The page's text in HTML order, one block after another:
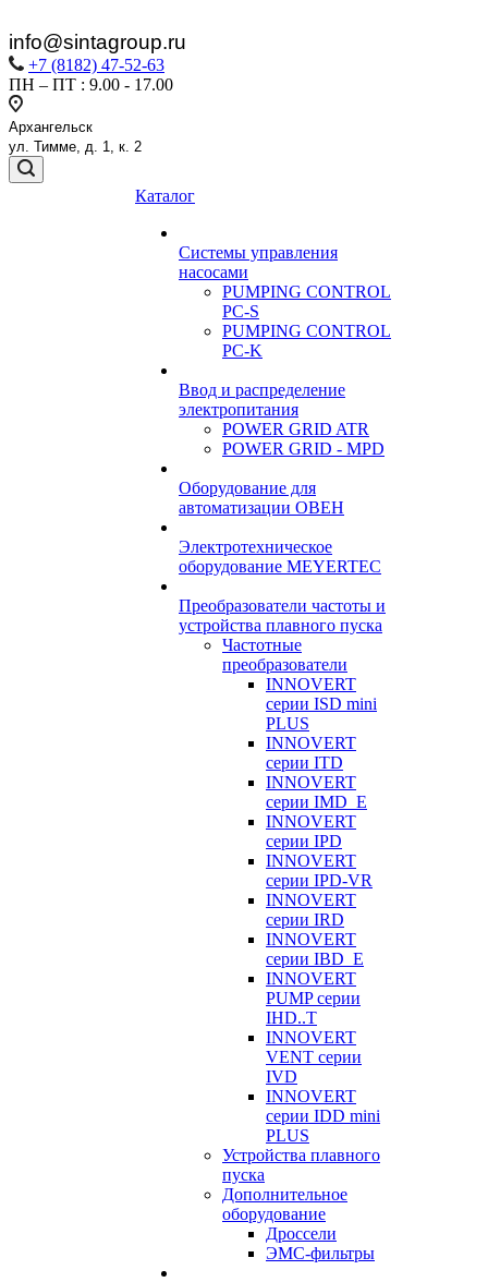
info@sintagroup.ru
+7 (8182) 47-52-63
ПН – ПТ : 9.00 - 17.00
Архангельск
ул. Тимме, д. 1, к. 2
Каталог
Системы управления
насосами
PUMPING CONTROL
PC-S
PUMPING CONTROL
PC-K
Ввод и распределение
электропитания
POWER GRID ATR
POWER GRID - MPD
Оборудование для
автоматизации ОВЕН
Электротехническое
оборудование MEYERTEC
Преобразователи частоты и
устройства плавного пуска
Частотные
преобразователи
INNOVERT
серии ISD mini
PLUS
INNOVERT
серии ITD
INNOVERT
серии IMD_E
INNOVERT
серии IPD
INNOVERT
серии IPD-VR
INNOVERT
серии IRD
INNOVERT
серии IBD_E
INNOVERT
PUMP серии
IHD..T
INNOVERT
VENT серии
IVD
INNOVERT
серии IDD mini
PLUS
Устройства плавного
пуска
Дополнительное
оборудование
Дроссели
ЭМС-фильтры